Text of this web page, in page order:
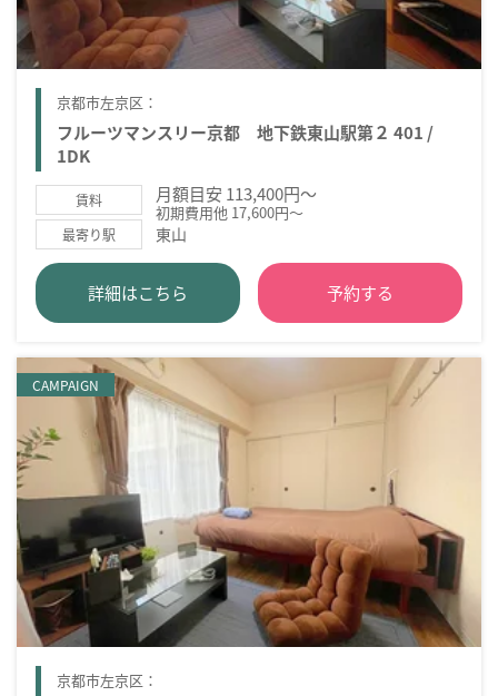
京都市左京区：
フルーツマンスリー京都 地下鉄東山駅第２ 401 /
1DK
賃料 月額目安 113,400円～
初期費用他 17,600円～
最寄り駅 東山
詳細はこちら 予約する
CAMPAIGN
京都市左京区：